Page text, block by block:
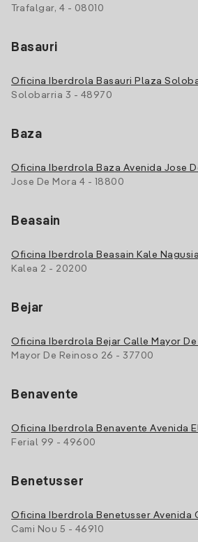
Trafalgar, 4 - 08010
Basauri
Oficina Iberdrola Basauri Plaza
Solobarria 3 - 48970
Baza
Oficina Iberdrola Baza Avenida Jose
Jose De Mora 4 - 18800
Beasain
Oficina Iberdrola Beasain Kale Nagusia
Kalea 2 - 20200
Bejar
Oficina Iberdrola Bejar Calle Mayor De
Mayor De Reinoso 26 - 37700
Benavente
Oficina Iberdrola Benavente Avenida
Ferial 99 - 49600
Benetusser
Oficina Iberdrola Benetusser Avenida
Cami Nou 5 - 46910